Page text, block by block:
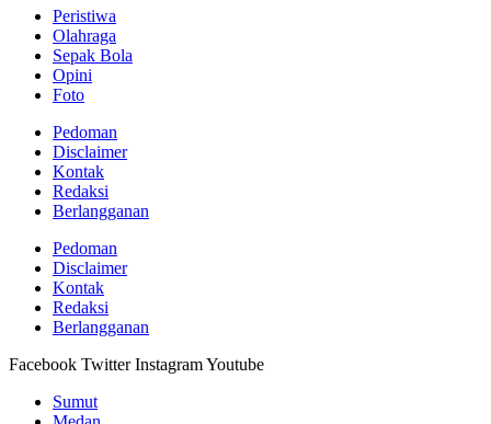
Peristiwa
Olahraga
Sepak Bola
Opini
Foto
Pedoman
Disclaimer
Kontak
Redaksi
Berlangganan
Pedoman
Disclaimer
Kontak
Redaksi
Berlangganan
Facebook Twitter InstagramYoutube
Sumut